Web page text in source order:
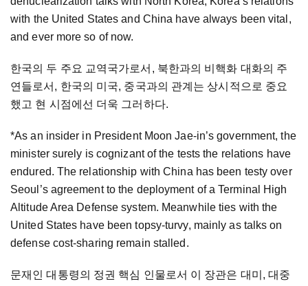
with the United States and China have always been vital,
and ever more so of now.
한국의 두 주요 교역국가로서, 북한과의 비핵화 대화의 주
연들로서, 한국의 미국, 중국과의 관계는 상시적으로 중요
했고 현 시점에선 더욱 그러하다.
*As an insider in President Moon Jae-in’s government, the
minister surely is cognizant of the tests the relations have
endured. The relationship with China has been testy over
Seoul’s agreement to the deployment of a Terminal High
Altitude Area Defense system. Meanwhile ties with the
United States have been topsy-turvy, mainly as talks on
defense cost-sharing remain stalled.
문재인 대통령의 정권 핵심 인물로서 이 장관은 대미, 대중